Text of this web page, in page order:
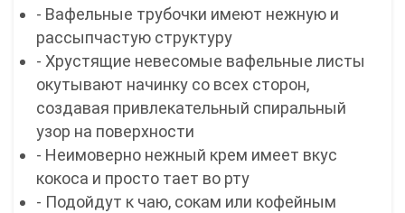
- Вафельные трубочки имеют нежную и
рассыпчастую структуру
- Хрустящие невесомые вафельные листы
окутывают начинку со всех сторон,
создавая привлекательный спиральный
узор на поверхности
- Неимоверно нежный крем имеет вкус
кокоса и просто тает во рту
- Подойдут к чаю, сокам или кофейным